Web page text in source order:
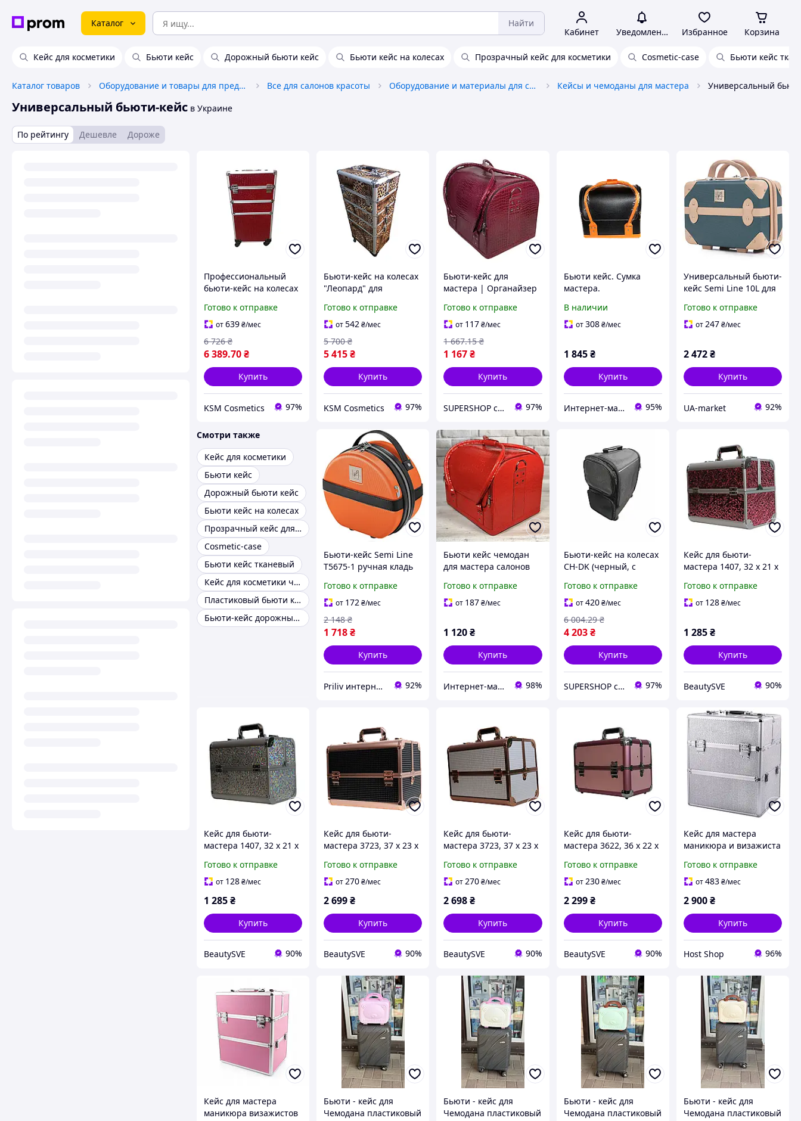
Каталог Найти
Кабинет Уведомления Избранное Корзина
Кейс для косметики Бьюти кейс Дорожный бьюти кейс Бьюти кейс на колесах Прозрачный кейс для косметики Cosmetic-case Бьюти кейс
Каталог товаров Оборудование и товары для предоставления услуг Все для салонов красоты Оборудование и материалы для салонов красоты Кейсы и чемоданы для мастера Универсальный
Универсальный бьюти-кейс в Украине
По рейтингу Дешевле Дороже
Профессиональный
бьюти-кейс на колесах
на выбор
Готово к отправке
от639₴/мес
6 389.70₴
6 726 ₴
Купить
KSM Cosmetics 97%
Бьюти-кейс на колесах
"Леопард" для
парикмахера,
косметолога - 4
отделения, кожзам
Готово к отправке
от542₴/мес
5 415₴
5 700 ₴
Купить
KSM Cosmetics 97%
Бьюти-кейс для
мастера | Органайзер
полками, дизайн
"Крокодил", бордовый
Готово к отправке
от 117₴/мес
1 167₴
1 667.15 ₴
Купить
SUPERSHOP супер цены, супер выбор, супер покупки! 97%
Бьюти кейс. Сумка
мастера.
В наличии
от308 ₴/мес
1 845 ₴
Купить
Интернет-магазин Очарование 95%
Универсальный бьюти-
кейс Semi Line 10L для
путешествий ABS-
пластик с разделом на
Готово к отправке
от247₴/мес
2 472₴
Купить
UA-market 92%
Смотри также
Кейс для косметики
Бьюти кейс
Дорожный бьюти кейс
Бьюти кейс на колесах
Прозрачный кейс для косметики
Cosmetic-case
Бьюти кейс тканевый
Кейс для косметики черный
Пластиковый бьюти кейс
Бьюти-кейс дорожный с ножками
Бьюти-кейс Semi Line
T5675-1 ручная кладь
24x23x13 см
оранжевый 0.6 кг
Готово к отправке
от 172₴/мес
1 718₴
2 148 ₴
Купить
Priliv интернет-магазин 92%
Бьюти кейс чемодан
для мастера салонов
змейке красный кроко
Готово к отправке
от 187₴/мес
1 120₴
Купить
Интернет-магазин "Style Woman" 98%
Бьюти-кейс на колесах
CH-DK (черный, с
телескопическая
ручка)
Готово к отправке
от420 ₴/мес
4 203 ₴
6 004.29 ₴
Купить
SUPERSHOP супер цены, супер выбор, супер покупки! 97%
Кейс для бьюти-
мастера 1407, 32 х 21 х
отделение + 4 слота),
Розовый металлик
Готово к отправке
от 128₴/мес
1 285₴
Купить
BeautySVE 90%
Кейс для бьюти-
мастера 1407, 32 х 21 х
отделение + 4 слота),
Серебристый хамелеон
Готово к отправке
от 128₴/мес
1 285₴
Купить
BeautySVE 90%
Кейс для бьюти-
мастера 3723, 37 х 23 х
отделение + 6 слотов),
Черный
Готово к отправке
от270₴/мес
2 699₴
Купить
BeautySVE 90%
Кейс для бьюти-
мастера 3723, 37 х 23 х
отделение + 6 слотов),
Белый
Готово к отправке
от270₴/мес
2 698₴
Купить
BeautySVE 90%
Кейс для бьюти-
мастера 3622, 36 х 22 х
отделение + 4 слота),
Пудровый
Готово к отправке
от 230 ₴/мес
2 299 ₴
Купить
BeautySVE 90%
Кейс для мастера
маникюра и визажиста
косметики Бьюти
чемоданчик для
Готово к отправке
от483₴/мес
2 900₴
Купить
Host Shop 96%
Кейс для мастера
маникюра визажистов
Бьюти - кейс для
Чемодана пластиковый
Бьюти - кейс для
Чемодана пластиковый
Бьюти - кейс для
Чемодана пластиковый
Бьюти - кейс для
Чемодана пластиковый